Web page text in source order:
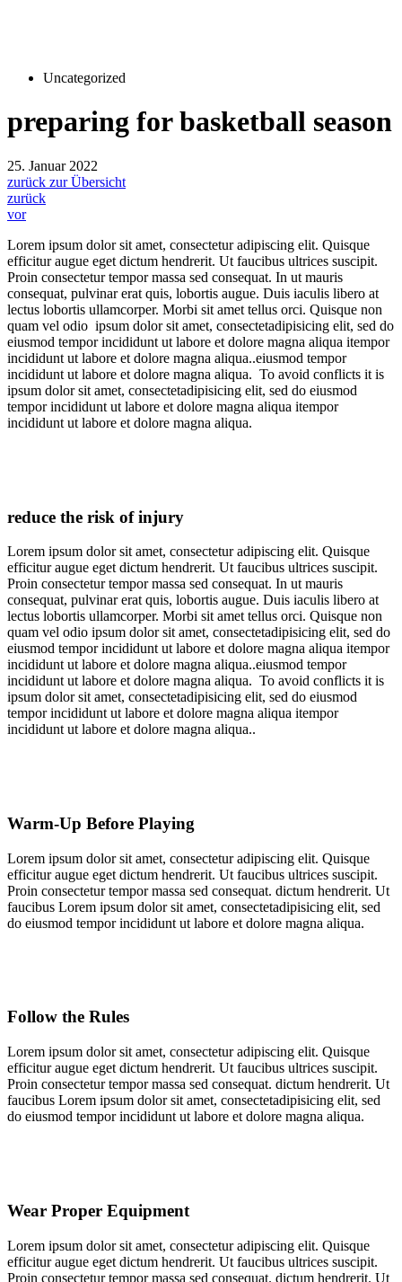
Uncategorized
preparing for basketball season
25. Januar 2022
zurück zur Übersicht
zurück
vor
Lorem ipsum dolor sit amet, consectetur adipiscing elit. Quisque
efficitur augue eget dictum hendrerit. Ut faucibus ultrices suscipit.
Proin consectetur tempor massa sed consequat. In ut mauris
consequat, pulvinar erat quis, lobortis augue. Duis iaculis libero at
lectus lobortis ullamcorper. Morbi sit amet tellus orci. Quisque non
quam vel odio ipsum dolor sit amet, consectetadipisicing elit, sed do
eiusmod tempor incididunt ut labore et dolore magna aliqua itempor
incididunt ut labore et dolore magna aliqua..eiusmod tempor
incididunt ut labore et dolore magna aliqua. To avoid conflicts it is
ipsum dolor sit amet, consectetadipisicing elit, sed do eiusmod
tempor incididunt ut labore et dolore magna aliqua itempor
incididunt ut labore et dolore magna aliqua.
reduce the risk of injury
Lorem ipsum dolor sit amet, consectetur adipiscing elit. Quisque
efficitur augue eget dictum hendrerit. Ut faucibus ultrices suscipit.
Proin consectetur tempor massa sed consequat. In ut mauris
consequat, pulvinar erat quis, lobortis augue. Duis iaculis libero at
lectus lobortis ullamcorper. Morbi sit amet tellus orci. Quisque non
quam vel odio ipsum dolor sit amet, consectetadipisicing elit, sed do
eiusmod tempor incididunt ut labore et dolore magna aliqua itempor
incididunt ut labore et dolore magna aliqua..eiusmod tempor
incididunt ut labore et dolore magna aliqua. To avoid conflicts it is
ipsum dolor sit amet, consectetadipisicing elit, sed do eiusmod
tempor incididunt ut labore et dolore magna aliqua itempor
incididunt ut labore et dolore magna aliqua..
Warm-Up Before Playing
Lorem ipsum dolor sit amet, consectetur adipiscing elit. Quisque
efficitur augue eget dictum hendrerit. Ut faucibus ultrices suscipit.
Proin consectetur tempor massa sed consequat. dictum hendrerit. Ut
faucibus Lorem ipsum dolor sit amet, consectetadipisicing elit, sed
do eiusmod tempor incididunt ut labore et dolore magna aliqua.
Follow the Rules
Lorem ipsum dolor sit amet, consectetur adipiscing elit. Quisque
efficitur augue eget dictum hendrerit. Ut faucibus ultrices suscipit.
Proin consectetur tempor massa sed consequat. dictum hendrerit. Ut
faucibus Lorem ipsum dolor sit amet, consectetadipisicing elit, sed
do eiusmod tempor incididunt ut labore et dolore magna aliqua.
Wear Proper Equipment
Lorem ipsum dolor sit amet, consectetur adipiscing elit. Quisque
efficitur augue eget dictum hendrerit. Ut faucibus ultrices suscipit.
Proin consectetur tempor massa sed consequat. dictum hendrerit. Ut